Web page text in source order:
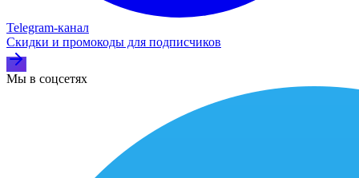
Telegram‑канал
Скидки и промокоды для подписчиков
Мы в соцсетях